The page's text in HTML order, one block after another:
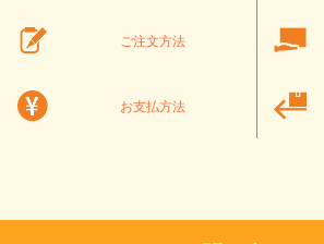
ご注文方法
お支払方法